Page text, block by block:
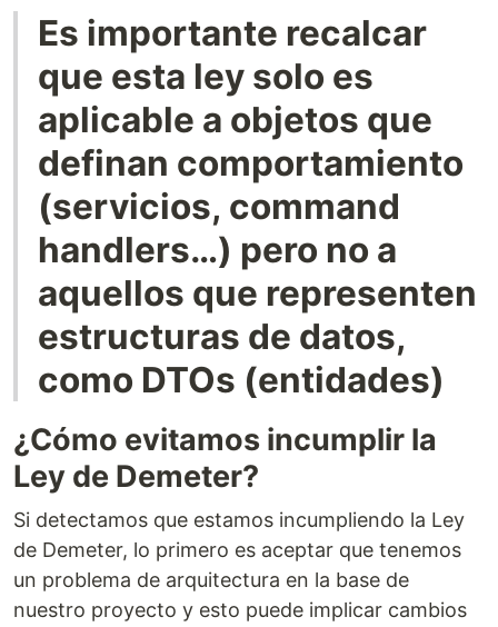
Es importante recalcar
que esta ley solo es
aplicable a objetos que
definan comportamiento
(servicios, command
handlers…) pero no a
aquellos que representen
estructuras de datos,
como DTOs (entidades)
¿Cómo evitamos incumplir la
Ley de Demeter?
Si detectamos que estamos incumpliendo la Ley
de Demeter, lo primero es aceptar que tenemos
un problema de arquitectura en la base de
nuestro proyecto y esto puede implicar cambios